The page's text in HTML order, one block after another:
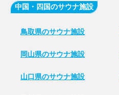
中国・四国のサウナ施設
鳥取県のサウナ施設
岡山県のサウナ施設
山口県のサウナ施設